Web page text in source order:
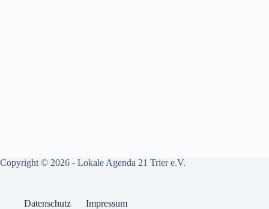
Copyright © 2026 - Lokale Agenda 21 Trier e.V.
Datenschutz Impressum